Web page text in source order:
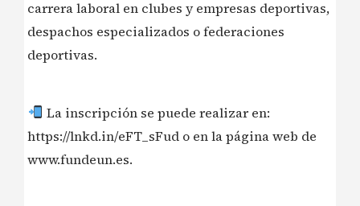
carrera laboral en clubes y empresas deportivas,
despachos especializados o federaciones
deportivas.
La inscripción se puede realizar en:
https://lnkd.in/eFT_sFud o en la página web de
www.fundeun.es.